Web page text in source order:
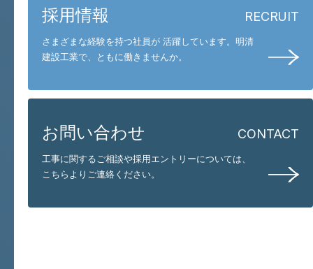
採用情報 RECRUIT
さまざまな経験を持つ社員が 活躍しています。 明清
建設工業で、ともに働きませんか。
お問い合わせ CONTACT
工事に関するご相談や採用エントリーについては、
こちらよりご連絡ください。